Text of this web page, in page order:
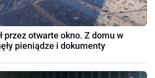
przez otwarte okno. Z domu w
pieniądze i dokumenty